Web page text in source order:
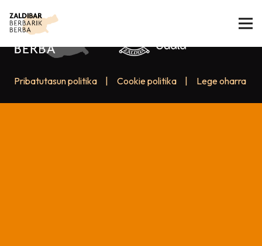
Pribatutasun politika Cookie politika Lege oharra